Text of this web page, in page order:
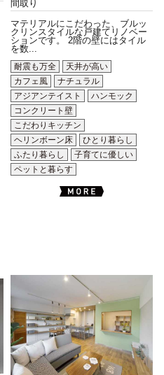
間取り
マテリアルにこだわった、ブルッ
クリンスタイルな戸建てリノベー
ションです。 2階の壁にはタイル
を数...
耐震も万全
天井が高い
カフェ風
ナチュラル
アジアンテイスト
ハンモック
コンクリート壁
こだわりキッチン
ヘリンボーン床
ひとり暮らし
ふたり暮らし
子育てに優しい
ペットと暮らす